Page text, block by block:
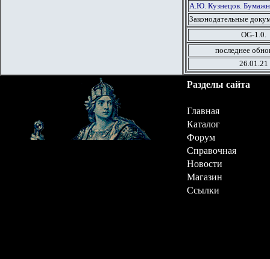
А.Ю. Кузнецов.
Законодательные
OG-1.0.
последнее
26.01.21
Разделы сайта
Главная
Каталог
Форум
Справочная
Новости
Магазин
Ссылки